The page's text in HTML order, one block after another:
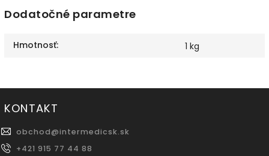
Dodatočné parametre
Hmotnosť: 1 kg
KONTAKT
obchod@intermedicsk.sk
+421 915 77 44 88